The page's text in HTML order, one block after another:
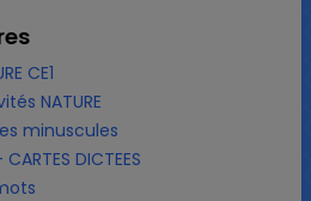
CE1
NATURE
minuscules
CARTES DICTEES